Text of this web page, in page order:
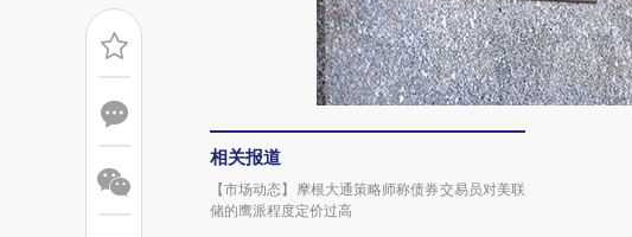
相关报道
【市场动态】摩根大通策略师称债券交易员对美联
储的鹰派程度定价过高